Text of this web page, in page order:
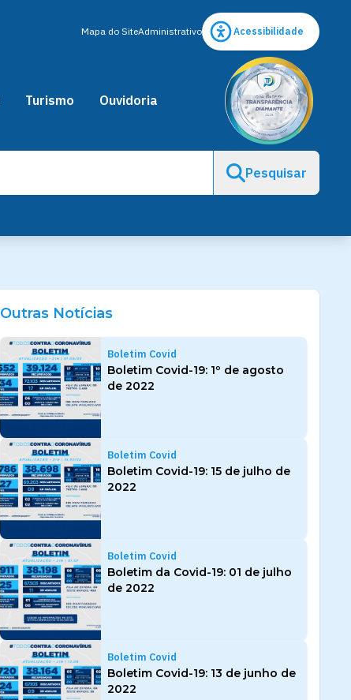
Mapa do SiteAdministrativo Acessibilidade
Turismo Ouvidoria
Pesquisar
Outras Notícias
Boletim Covid
Boletim Covid-19: 1º de agosto
de 2022
Boletim Covid
Boletim Covid-19: 15 de julho de
2022
Boletim Covid
Boletim da Covid-19: 01 de julho
de 2022
Boletim Covid
Boletim Covid-19: 13 de junho de
2022